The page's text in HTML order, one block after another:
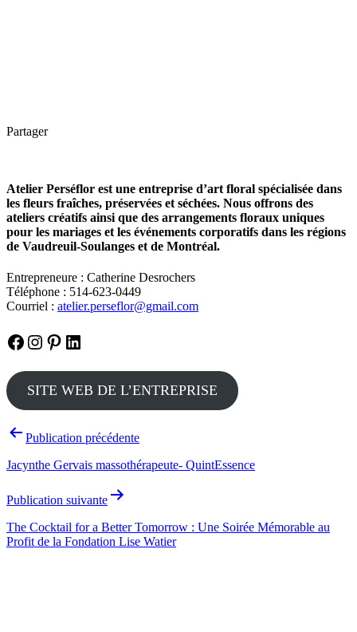
Partager
Atelier Perséflor est une entreprise d’art floral spécialisée dans
les fleurs fraîches, préservées et séchées. Nous offrons des
ateliers créatifs ainsi que des arrangements floraux uniques
pour les mariages et les événements corporatifs dans les régions
de Vaudreuil-Soulanges et de Montréal.
Entrepreneure : Catherine Desrochers
Téléphone : 514-623-0449
Courriel : atelier.perseflor@gmail.com
Facebook
Instagram
Pinterest
LinkedIn
SITE WEB DE L’ENTREPRISE
Navigation
l’article
Publication précédente
Jacynthe Gervais massothérapeute- QuintEssence
Publication suivante
The Cocktail for a Better Tomorrow : Une Soirée Mémorable au
Profit de la Fondation Lise Watier